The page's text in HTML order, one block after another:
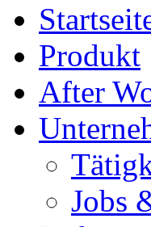
Produkt
After
Jobs